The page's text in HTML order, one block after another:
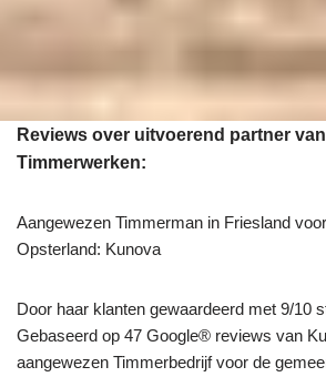
Reviews over uitvoerend partner
Timmerwerken:
Aangewezen Timmerman in Friesland
Opsterland: Kunova
Door haar klanten gewaardeerd met 9/10
Gebaseerd op 47 Google® reviews van
aangewezen Timmerbedrijf voor de